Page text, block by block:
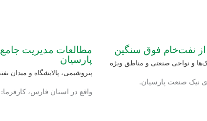
از نفت‌خام فوق سنگین
و نواحی صنعتی و مناطق ویژه
نیک صنعت پارسیان.
مطالعات مدیریت جامع
پارسیان
پتروشیمی، پالایشگاه و میدان
واقع در استان فارس،